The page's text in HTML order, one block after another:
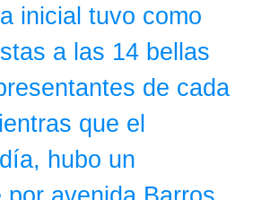
inicial tuvo como
a las 14 bellas
de cada
que el
hubo un